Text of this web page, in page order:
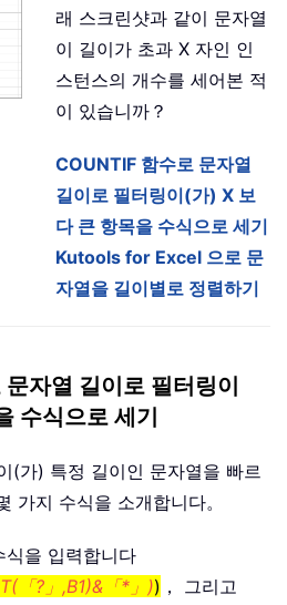
래 스크린샷과 같이 문자열
이 길이가 초과 X 자인 인
스턴스의 개수를 세어본 적
이 있습니까？
COUNTIF 함수로 문자열
길이로 필터링이(가) X 보
다 큰 항목을 수식으로 세기
Kutools for Excel 으로 문
자열을 길이별로 정렬하기
자열 길이로 필터링이
수식으로 세기
(가) 특정 길이인 문자열을 빠르
가지 수식을 소개합니다。
을 입력합니다
「?」,B1)&「*」)) ， 그리고